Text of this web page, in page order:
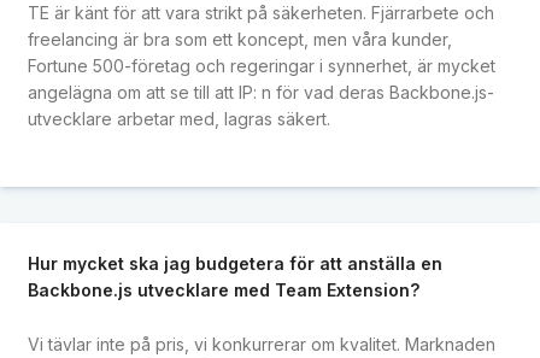
TE är känt för att vara strikt på säkerheten. Fjärrarbete och
freelancing är bra som ett koncept, men våra kunder,
Fortune 500-företag och regeringar i synnerhet, är mycket
angelägna om att se till att IP: n för vad deras Backbone.js-
utvecklare arbetar med, lagras säkert.
Hur mycket ska jag budgetera för att anställa en
Backbone.js utvecklare med Team Extension?
Vi tävlar inte på pris, vi konkurrerar om kvalitet. Marknaden